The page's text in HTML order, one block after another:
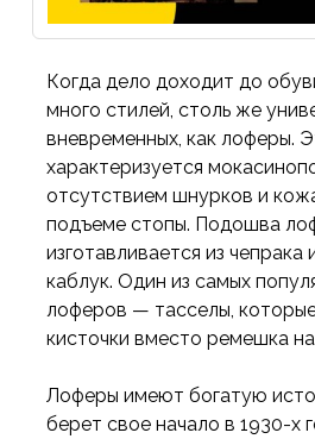
Когда дело доходит до
много стилей, столь же
вневременных, как лоферы.
характеризуется
отсутствием шнурков и
подъеме стопы. Подошва
изготавливается из
каблук. Один из самых
лоферов — тасселы,
кисточки вместо ремешка
Лоферы имеют богатую
берет свое начало в 1930-х